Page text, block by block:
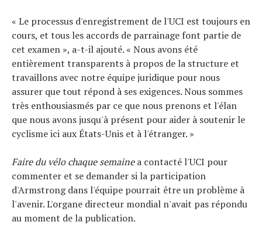
« Le processus d'enregistrement de l'UCI est toujours en
cours, et tous les accords de parrainage font partie de
cet examen », a-t-il ajouté. « Nous avons été
entièrement transparents à propos de la structure et
travaillons avec notre équipe juridique pour nous
assurer que tout répond à ses exigences. Nous sommes
très enthousiasmés par ce que nous prenons et l'élan
que nous avons jusqu'à présent pour aider à soutenir le
cyclisme ici aux États-Unis et à l'étranger. »
Faire du vélo chaque semainea contacté l'UCI pour
commenter et se demander si la participation
d'Armstrong dans l'équipe pourrait être un problème à
l'avenir. L'organe directeur mondial n'avait pas répondu
au moment de la publication.